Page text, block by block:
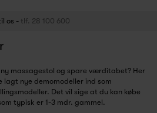
os - tlf. 28 100 600
massagestol og spare værditabet? Her
lagt nye demomodeller ind som
Det vil sige at du kan købe
typisk er 1-3 mdr. gammel.